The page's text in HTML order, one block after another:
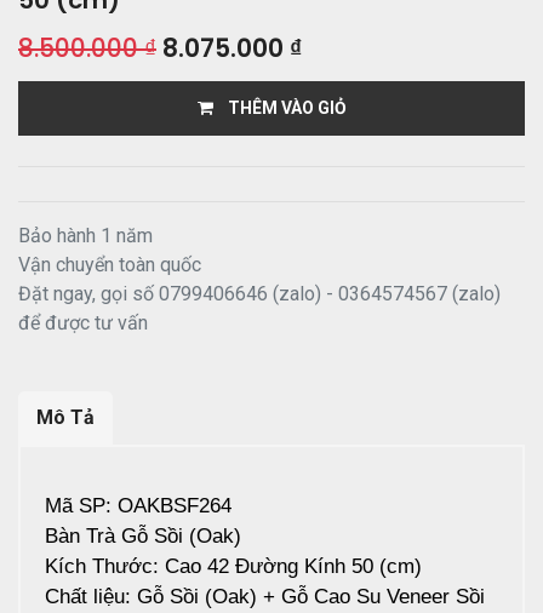
8.500.000₫ 8.075.000 ₫
THÊM VÀO GIỎ
Bảo hành 1 năm
Vận chuyển toàn quốc
Đặt ngay, gọi số 0799406646 (zalo) - 0364574567 (zalo)
để được tư vấn
Mô Tả
Mã SP: OAKBSF264
Bàn Trà Gỗ Sồi (Oak)
Kích Thước: Cao 42 Đường Kính 50 (cm)
Chất liệu: Gỗ Sồi (Oak) + Gỗ Cao Su Veneer Sồi